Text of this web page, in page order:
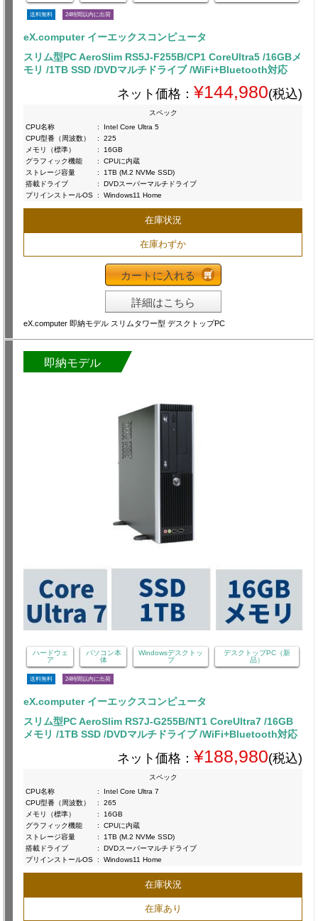
送料無料 24時間以内に出荷
eX.computer イーエックスコンピュータ
スリム型PC AeroSlim RS5J-F255B/CP1 CoreUltra5 /16GBメ
モリ /1TB SSD /DVDマルチドライブ /WiFi+Bluetooth対応
ネット価格： ¥144,980(税込)
スペック
CPU名称
:
Intel Core Ultra 5
CPU型番（周波数）
:
225
メモリ（標準）
:
16GB
グラフィック機能
:
CPUに内蔵
ストレージ容量
:
1TB (M.2 NVMe SSD)
搭載ドライブ
:
DVDスーパーマルチドライブ
プリインストールOS : Windows11 Home
在庫状況
在庫わずか
カートに入れる
詳細はこちら
eX.computer 即納モデル スリムタワー型 デスクトップPC
即納モデル
ハードウェ
ア
パソコン本
体
Windowsデスクトッ
プ
デスクトップPC（新
品）
送料無料 24時間以内に出荷
eX.computer イーエックスコンピュータ
スリム型PC AeroSlim RS7J-G255B/NT1 CoreUltra7 /16GB
メモリ /1TB SSD /DVDマルチドライブ /WiFi+Bluetooth対応
ネット価格： ¥188,980(税込)
スペック
CPU名称
:
Intel Core Ultra 7
CPU型番（周波数）
:
265
メモリ（標準）
:
16GB
グラフィック機能
:
CPUに内蔵
ストレージ容量
:
1TB (M.2 NVMe SSD)
搭載ドライブ
:
DVDスーパーマルチドライブ
プリインストールOS : Windows11 Home
在庫状況
在庫あり